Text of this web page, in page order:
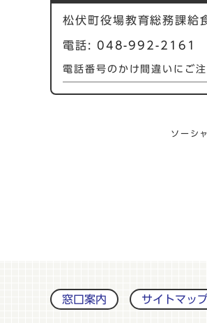
松伏町役場教育総務課給
電話: 048-992-2161
電話番号のかけ間違いにご注
ソーシ
窓口案内 サイトマッ